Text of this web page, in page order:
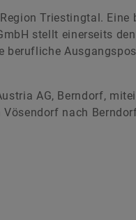
Triestingtal. Eine
stellt einerseits
berufliche
AG, Berndorf,
nach